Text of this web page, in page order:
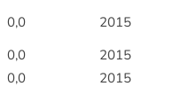
0,0
2015
0,0
2015
0,0 2015